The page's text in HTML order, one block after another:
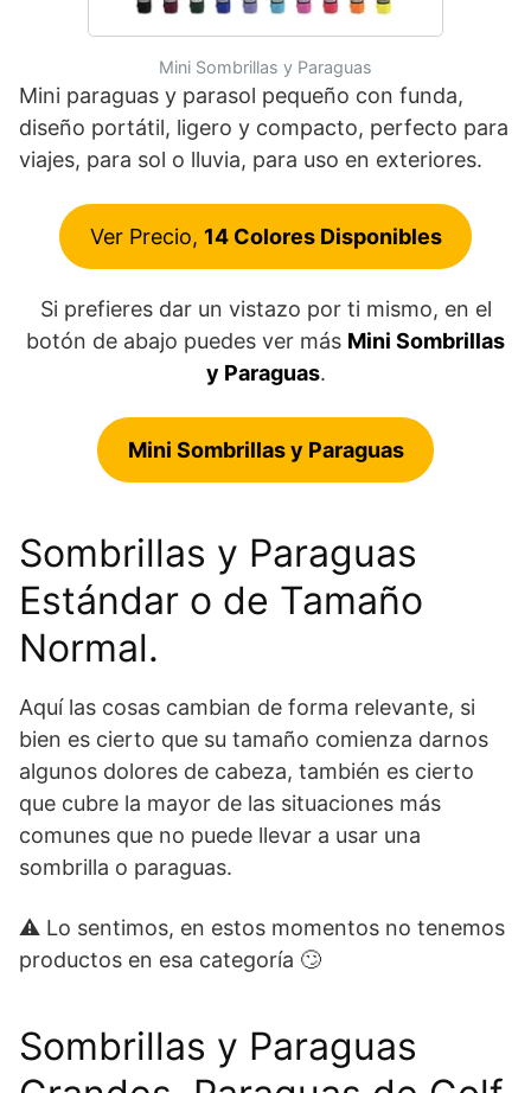
Mini Sombrillas y Paraguas
Mini paraguas y parasol pequeño con funda,
diseño portátil, ligero y compacto, perfecto para
viajes, para sol o lluvia, para uso en exteriores.
Ver Precio, 14 Colores Disponibles
Si prefieres dar un vistazo por ti mismo, en el
botón de abajo puedes ver más Mini Sombrillas
y Paraguas.
Mini Sombrillas y Paraguas
Sombrillas y Paraguas
Estándar o de Tamaño
Normal.
Aquí las cosas cambian de forma relevante, si
bien es cierto que su tamaño comienza darnos
algunos dolores de cabeza, también es cierto
que cubre la mayor de las situaciones más
comunes que no puede llevar a usar una
sombrilla o paraguas.
⚠ Lo sentimos, en estos momentos no tenemos
productos en esa categoría 🙄
Sombrillas y Paraguas